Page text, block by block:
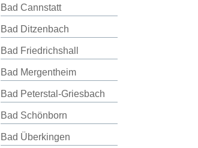
Bad Cannstatt
Bad Ditzenbach
Bad Friedrichshall
Bad Mergentheim
Bad Peterstal-Griesbach
Bad Schönborn
Bad Überkingen